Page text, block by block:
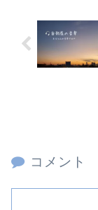
コメント